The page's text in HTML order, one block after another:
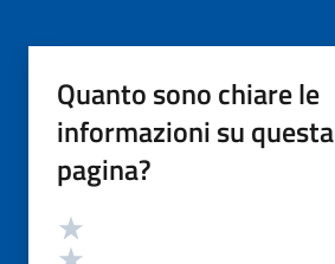
Quanto sono chiare le
informazioni su questa
pagina?
Valutazione